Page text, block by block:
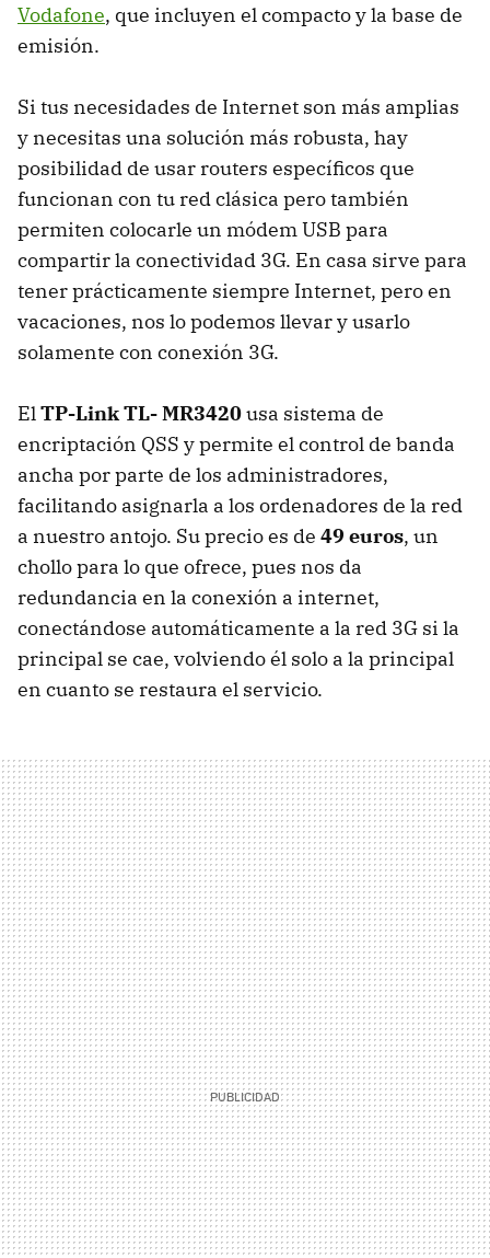
Vodafone, que incluyen el compacto y la base de
emisión.
Si tus necesidades de Internet son más amplias
y necesitas una solución más robusta, hay
posibilidad de usar routers específicos que
funcionan con tu red clásica pero también
permiten colocarle un módemUSB para
compartir la conectividad 3G. En casa sirve para
tener prácticamente siempre Internet, pero en
vacaciones, nos lo podemos llevar y usarlo
solamente con conexión 3G.
ElTP-Link TL- MR3420usa sistema de
encriptación QSS y permite el control de banda
ancha por parte de los administradores,
facilitando asignarla a los ordenadores de la red
a nuestro antojo. Su precio es de 49 euros, un
chollo para lo que ofrece, pues nos da
redundancia en la conexión a internet,
conectándose automáticamente a la red 3G si la
principal se cae, volviendo él solo a la principal
en cuanto se restaura el servicio.